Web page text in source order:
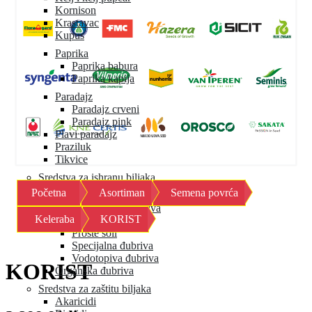
Kornison
Krastavac
Kupus
Paprika
Paprika babura
Paprika kapija
Paradajz
Paradajz crveni
Paradajz pink
Plavi paradajz
Praziluk
Tikvice
Sredstva za ishranu biljaka
Mineralna đubriva
Granulisana đubriva
Mikroelementi
Proste soli
Specijalna đubriva
Vodotopiva đubriva
Organska đubriva
Sredstva za zaštitu biljaka
Akaricidi
Početna Asortiman Semena povrća
Keleraba KORIST
KORIST